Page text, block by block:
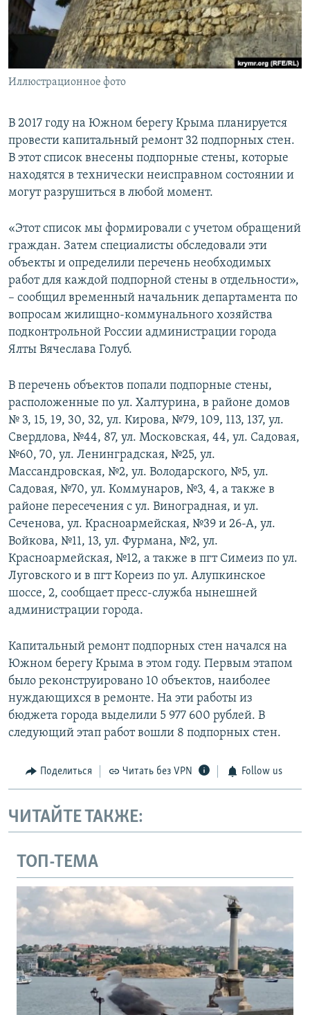
ПОБЕДИТЕЛЕЙ НЕ СУДЯТ?
КРЫМ.НЕПОКОРЕННЫЙ
ELIFBE
УКРАИНСКАЯ ПРОБЛЕМА КРЫМА
ПРИСОЕДИНЯЙТЕСЬ!
Иллюстрационное фото
В 2017 году на Южном берегу Крыма планируется
провести капитальный ремонт 32 подпорных стен.
В этот список внесены подпорные стены, которые
находятся в технически неисправном состоянии и
могут разрушиться в любой момент.
«Этот список мы формировали с учетом обращений
граждан. Затем специалисты обследовали эти
объекты и определили перечень необходимых
работ для каждой подпорной стены в отдельности»,
– сообщил временный начальник департамента по
вопросам жилищно-коммунального хозяйства
подконтрольной России администрации города
Ялты Вячеслава Голуб.
В перечень объектов попали подпорные стены,
расположенные по ул. Халтурина, в районе домов
№ 3, 15, 19, 30, 32, ул. Кирова, №79, 109, 113, 137, ул.
Свердлова, №44, 87, ул. Московская, 44, ул. Садовая,
№60, 70, ул. Ленинградская, №25, ул.
Массандровская, №2, ул. Володарского, №5, ул.
Садовая, №70, ул. Коммунаров, №3, 4, а также в
районе пересечения с ул. Виноградная, и ул.
Сеченова, ул. Красноармейская, №39 и 26-А, ул.
Войкова, №11, 13, ул. Фурмана, №2, ул.
Красноармейская, №12, а также в пгт Симеиз по ул.
Луговского и в пгт Кореиз по ул. Алупкинское
шоссе, 2, сообщает пресс-служба нынешней
администрации города.
Капитальный ремонт подпорных стен начался на
Южном берегу Крыма в этом году. Первым этапом
было реконструировано 10 объектов, наиболее
нуждающихся в ремонте. На эти работы из
бюджета города выделили 5 977 600 рублей. В
следующий этап работ вошли 8 подпорных стен.
Поделиться Читать без VPN Follow us
ЧИТАЙТЕ ТАКЖЕ:
ТОП-ТЕМА